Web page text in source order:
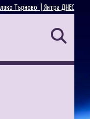
Янтра ДНЕС
Търново |